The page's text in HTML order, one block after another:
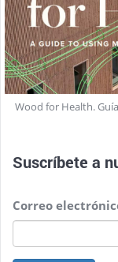
Wood for Health.
Suscríbete a
Correo